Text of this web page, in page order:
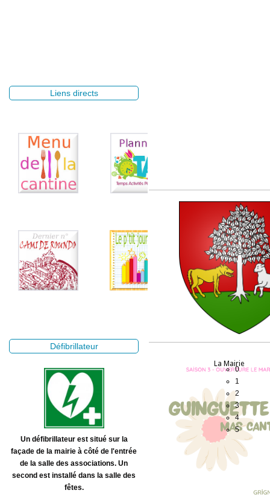
Liens directs
Défibrillateur
Un défibrillateur est situé sur la
façade de la mairie à côté de l'entrée
de la salle des associations. Un
second est installé dans la salle des
fêtes.
La Mairie
0
1
2
3
4
5